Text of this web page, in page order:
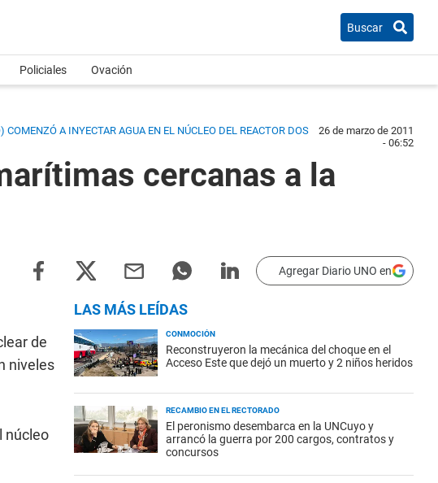
Buscar
Policiales Ovación
A INYECTAR AGUA EN EL NÚCLEO DEL REACTOR DOS
26 de marzo de 2011
- 06:52
cercanas a la
Agregar Diario UNO en
de
niveles
núcleo
LAS MÁS LEÍDAS
CONMOCIÓN
Reconstruyeron la mecánica del choque en el
Acceso Este que dejó un muerto y 2 niños heridos
RECAMBIO EN EL RECTORADO
El peronismo desembarca en la UNCuyo y
arrancó la guerra por 200 cargos, contratos y
concursos